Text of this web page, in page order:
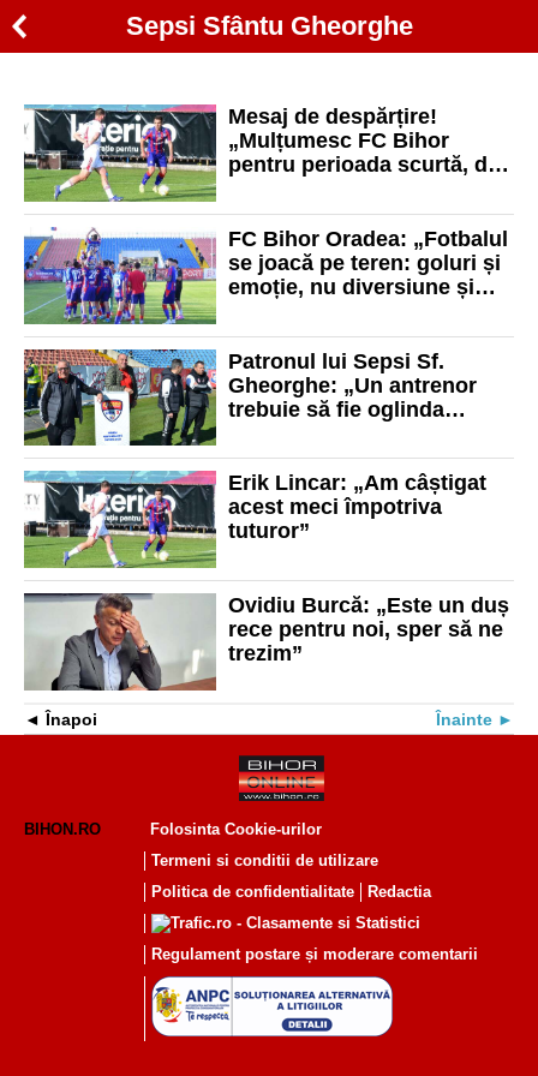
Sepsi Sfântu Gheorghe
Mesaj de despărțire!
„Mulțumesc FC Bihor
pentru perioada scurtă, dar
FC Bihor Oradea: „Fotbalul
se joacă pe teren: goluri și
emoție, nu diversiune și
Patronul lui Sepsi Sf.
Gheorghe: „Un antrenor
trebuie să fie oglinda
presă, nu să producă circ”
Erik Lincar: „Am câștigat
acest meci împotriva
tuturor”
Ovidiu Burcă: „Este un duș
rece pentru noi, sper să ne
trezim”
Înapoi Înainte
BIHON.RO
Folosinta Cookie-urilor
Termeni si conditii de utilizare
Politica de confidentialitate
Redactia
Regulament postare și moderare comentarii